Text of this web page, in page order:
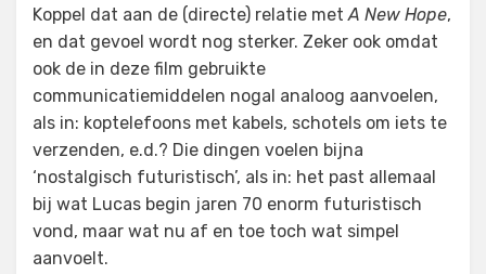
Koppel dat aan de (directe) relatie metA New Hope,
en dat gevoel wordt nog sterker. Zeker ook omdat
ook de in deze film gebruikte
communicatiemiddelen nogal analoog aanvoelen,
als in: koptelefoons met kabels, schotels om iets te
verzenden, e.d.? Die dingen voelen bijna
‘nostalgisch futuristisch’, als in: het past allemaal
bij wat Lucas begin jaren 70 enorm futuristisch
vond, maar wat nu af en toe toch wat simpel
aanvoelt.